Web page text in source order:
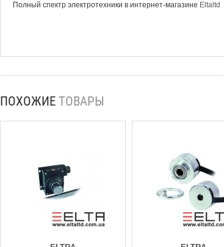
Полный спектр электротехники в интернет-магазине Eltaltd
ПОХОЖИЕ ТОВАРЫ